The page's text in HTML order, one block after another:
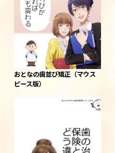
おとなの歯並び矯正（マウス
ピース版）